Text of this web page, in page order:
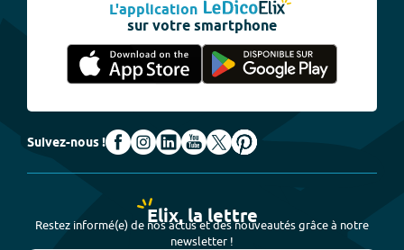
L'application
sur votre smartphone
Suivez-nous !
Elix, la lettre
Restez informé(e) de nos actus et des nouveautés grâce à notre
newsletter !